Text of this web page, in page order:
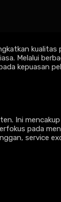
dan
kualitas
Melalui
kepuasan
Ini
pada
service